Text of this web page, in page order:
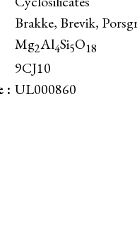
Brakke, Brevik,
Mg2Al4Si5O18
9CJ10
: UL000860